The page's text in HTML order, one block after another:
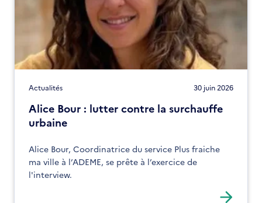
Actualités 30 juin 2026
Alice Bour : lutter contre la surchauffe
urbaine
Alice Bour, Coordinatrice du service Plus fraiche
ma ville à l’ADEME, se prête à l’exercice de
l'interview.